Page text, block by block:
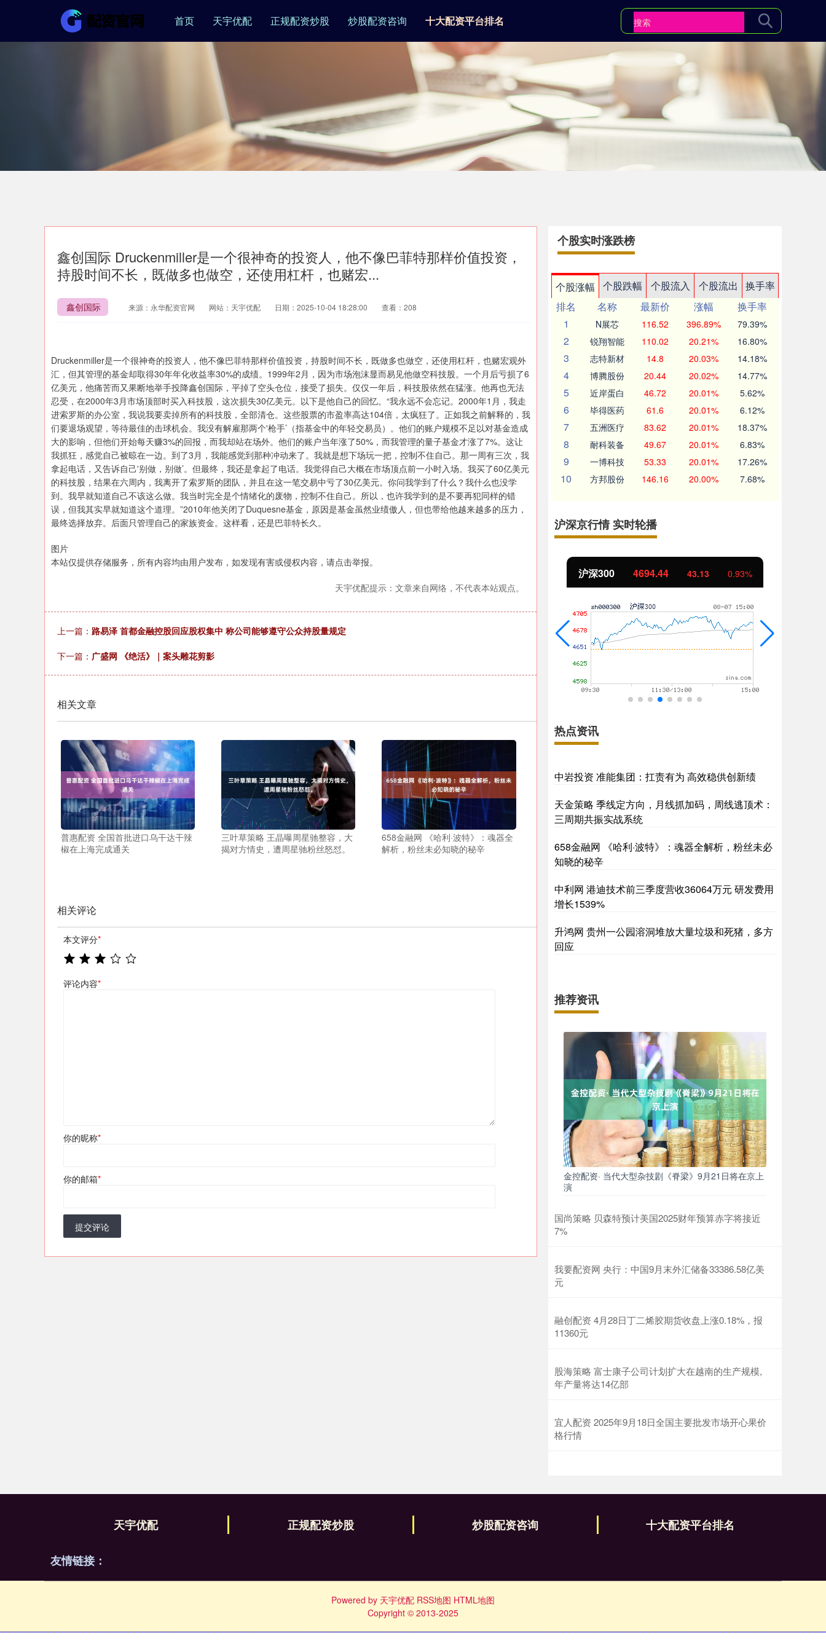
首页 天宇优配 正规配资炒股 炒股配资咨询 十大配资平台排名
鑫创国际 Druckenmiller是一个很神奇的投资人，他不像巴菲特那样价值投资，
持股时间不长，既做多也做空，还使用杠杆，也赌宏...
鑫创国际 来源：永华配资官网 网站：天宇优配 日期：2025-10-04 18:28:00 查看：208
Druckenmiller是一个很神奇的投资人，他不像巴菲特那样价值投资，持股时间不长，既做多也做空，还使用杠杆，也赌宏观外
汇，但其管理的基金却取得30年年化收益率30%的成绩。1999年2月，因为市场泡沫显而易见他做空科技股。一个月后亏损了6
亿美元，他痛苦而又果断地举手投降鑫创国际，平掉了空头仓位，接受了损失。仅仅一年后，科技股依然在猛涨。他再也无法
忍受，在2000年3月市场顶部时买入科技股，这次损失30亿美元。以下是他自己的回忆。“我永远不会忘记。2000年1月，我走
进索罗斯的办公室，我说我要卖掉所有的科技股，全部清仓。这些股票的市盈率高达104倍，太疯狂了。正如我之前解释的，我
们要退场观望，等待最佳的击球机会。我没有解雇那两个'枪手’（指基金中的年轻交易员）。他们的账户规模不足以对基金造成
大的影响，但他们开始每天赚3%的回报，而我却站在场外。他们的账户当年涨了50%，而我管理的量子基金才涨了7%。这让
我抓狂，感觉自己被晾在一边。到了3月，我能感觉到那种冲动来了。我就是想下场玩一把，控制不住自己。那一周有三次，我
拿起电话，又告诉自己'别做，别做’。但最终，我还是拿起了电话。我觉得自己大概在市场顶点前一小时入场。我买了60亿美元
的科技股，结果在六周内，我离开了索罗斯的团队，并且在这一笔交易中亏了30亿美元。你问我学到了什么？我什么也没学
到。我早就知道自己不该这么做。我当时完全是个情绪化的废物，控制不住自己。所以，也许我学到的是不要再犯同样的错
误，但我其实早就知道这个道理。”2010年他关闭了Duquesne基金，原因是基金虽然业绩傲人，但也带给他越来越多的压力，
最终选择放弃。后面只管理自己的家族资金。这样看，还是巴菲特长久。
图片
本站仅提供存储服务，所有内容均由用户发布，如发现有害或侵权内容，请点击举报。
天宇优配提示：文章来自网络，不代表本站观点。
上一篇： 路易泽 首都金融控股回应股权集中 称公司能够遵守公众持股量规定
下一篇： 广盛网 《绝活》｜案头雕花剪影
相关文章
普惠配资 全国首批进口乌干达干辣
椒在上海完成通关
三叶草策略 王晶曝周星驰整容，大
揭对方情史，遭周星驰粉丝怒怼。
658金融网 《哈利·波特》：魂器全
解析，粉丝未必知晓的秘辛
相关评论
本文评分*
评论内容*
你的昵称*
你的邮箱*
提交评论
个股实时涨跌榜
个股涨幅 个股跌幅 个股流入 个股流出
换手率
排名
名称 最新价 涨幅
换手率
1
N展芯 116.52 396.89% 79.39%
2 锐翔智能 110.02 20.21% 16.80%
3 志特新材 14.8 20.03% 14.18%
4 博腾股份 20.44 20.02% 14.77%
5 近岸蛋白 46.72 20.01% 5.62%
6 毕得医药 61.6 20.01% 6.12%
7 五洲医疗 83.62 20.01% 18.37%
8 耐科装备 49.67 20.01% 6.83%
9 一博科技 53.33 20.01% 17.26%
10 方邦股份 146.16 20.00% 7.68%
沪深京行情 实时轮播
北证50 1134.24 11.37 1.01%
热点资讯
中岩投资 准能集团：扛责有为 高效稳供创新绩
天金策略 季线定方向，月线抓加码，周线逃顶术：
三周期共振实战系统
658金融网 《哈利·波特》：魂器全解析，粉丝未必
知晓的秘辛
中利网 港迪技术前三季度营收36064万元 研发费用
增长1539%
升鸿网 贵州一公园溶洞堆放大量垃圾和死猪，多方
回应
推荐资讯
金控配资· 当代大型杂技剧《脊梁》9月21日将在京上
演
国尚策略 贝森特预计美国2025财年预算赤字将接近
7%
我要配资网 央行：中国9月末外汇储备33386.58亿美
元
融创配资 4月28日丁二烯胶期货收盘上涨0.18%，报
11360元
股海策略 富士康子公司计划扩大在越南的生产规模,
年产量将达14亿部
宜人配资 2025年9月18日全国主要批发市场开心果价
格行情
天宇优配 正规配资炒股 炒股配资咨询 十大配资平台排名
友情链接：
Powered by 天宇优配 RSS地图 HTML地图
Copyright © 2013-2025